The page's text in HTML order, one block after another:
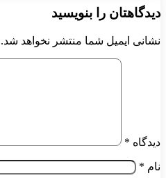
دیدگاهتان را بنویسید
نشانی ایمیل شما منتشر نخواهد شد.
دیدگاه *
نام *